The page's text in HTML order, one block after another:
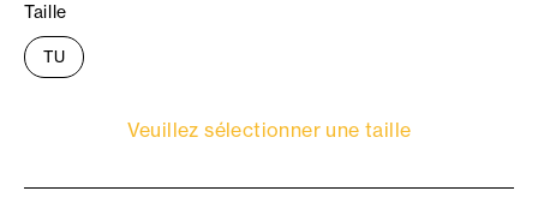
Taille
TU
Veuillez sélectionner une taille